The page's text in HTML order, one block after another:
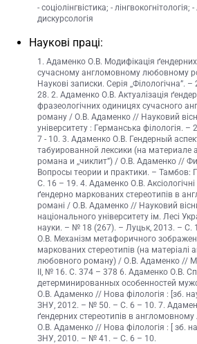
- соціолінгвістика; - лінгвокогнітологія;
дискурсологія
Наукові праці:
1. Адаменко О.В. Модифікація ґендерних
сучасному англомовному любовному
Наукові записки. Серія ,,Філологічна”.
28. 2. Адаменко О.В. Актуалізація
фразеологічних одиницях сучасного
роману / О.В. Адаменко // Науковий
університету : Германська філологія.
7 - 10. 3. Адаменко О.В. Гендерный
табуированной лексики (на материале
романа и ,,чиклит”) / О.В. Адаменко //
Вопросы теории и практики. – Тамбов:
С. 16 – 19. 4. Адаменко О.В.
ґендерно маркованих стереотипів в
романі / О.В. Адаменко // Науковий
національного університету ім. Лесі
науки. – № 18 (267). – Луцьк, 2013. – C.
О.В. Механізм метафоричного
маркованих стереотипів (на матеріалі
любовного роману) / О.В. Адаменко //
II, № 16. С. 374 – 378 6. Адаменко О.В.
детерминированных особенностей
О.В. Адаменко // Нова філологія : [зб.
ЗНУ, 2012. – № 50. – C. 6 – 10. 7.
ґендерних стереотипів в
О.В. Адаменко // Нова філологія : [ зб.
ЗНУ, 2010. – № 41. – C. 6 – 10.